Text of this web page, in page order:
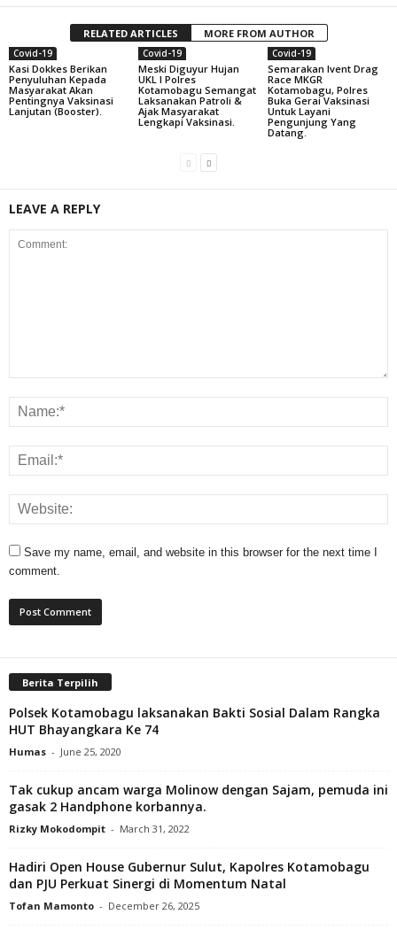
RELATED ARTICLES MORE FROM AUTHOR
Covid-19
Kasi Dokkes Berikan
Penyuluhan Kepada
Masyarakat Akan
Pentingnya Vaksinasi
Lanjutan (Booster).
Covid-19
Meski Diguyur Hujan
UKL I Polres
Kotamobagu Semangat
Laksanakan Patroli &
Ajak Masyarakat
Lengkapi Vaksinasi.
Covid-19
Semarakan Ivent Drag
Race MKGR
Kotamobagu, Polres
Buka Gerai Vaksinasi
Untuk Layani
Pengunjung Yang
Datang.
LEAVE A REPLY
Save my name, email, and website in this browser for the next time I
comment.
Berita Terpilih
Polsek Kotamobagu laksanakan Bakti Sosial Dalam Rangka
HUT Bhayangkara Ke 74
Humas - June 25, 2020
Tak cukup ancam warga Molinow dengan Sajam, pemuda ini
gasak 2 Handphone korbannya.
Rizky Mokodompit - March 31, 2022
Hadiri Open House Gubernur Sulut, Kapolres Kotamobagu
dan PJU Perkuat Sinergi di Momentum Natal
Tofan Mamonto - December 26, 2025